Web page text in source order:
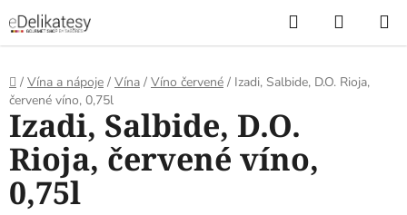
na
obsah
Hledat
KOŠÍK
Domů
/ Vína a nápoje / Vína / Víno červené / Izadi, Salbide, D.O. Rioja,
červené víno, 0,75l
Izadi, Salbide, D.O.
Rioja, červené víno,
0,75l